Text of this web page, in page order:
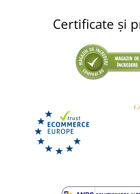
Eșarfă ușoară Summer
Certificate și